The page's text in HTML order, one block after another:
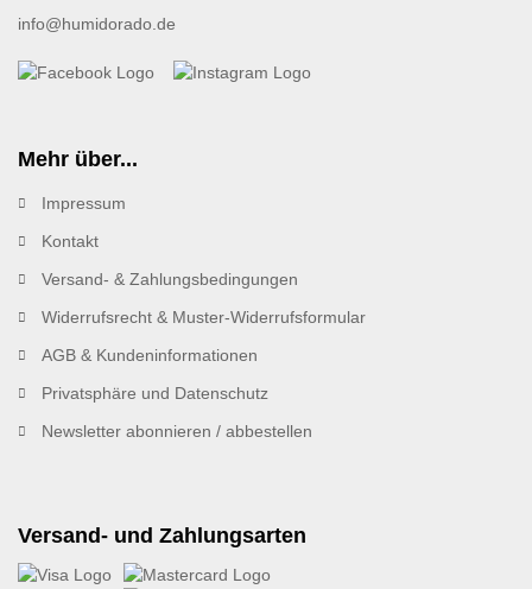
info@humidorado.de
Mehr über...
Impressum
Kontakt
Versand- & Zahlungsbedingungen
Widerrufsrecht & Muster-Widerrufsformular
AGB & Kundeninformationen
Privatsphäre und Datenschutz
Newsletter abonnieren / abbestellen
Versand- und Zahlungsarten